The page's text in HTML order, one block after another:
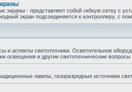
экраны - представляет собой гибкую сетку с
экран подсоединяется к контроллеру, с
и аспекты светотехники. Осветительное
освещения и другие светотехнические вопросы
лампы, газоразрядные источники